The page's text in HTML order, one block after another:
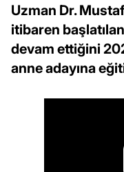
Uzman Dr.
itibaren
devam ettiğini
anne adayına